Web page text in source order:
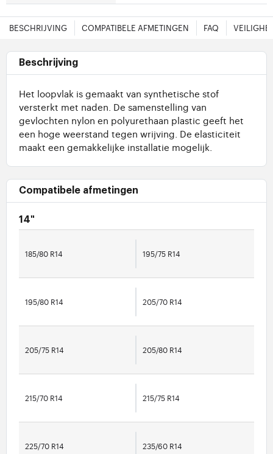
BESCHRIJVING COMPATIBELE AFMETINGEN FAQ
Beschrijving
Het loopvlak is gemaakt van synthetische stof
versterkt met naden. De samenstelling van
gevlochten nylon en polyurethaan plastic geeft het
een hoge weerstand tegen wrijving. De elasticiteit
maakt een gemakkelijke installatie mogelijk.
Compatibele afmetingen
14"
185/80 R14 195/75 R14
195/80 R14 205/70 R14
205/75 R14 205/80 R14
215/70 R14 215/75 R14
225/70 R14 235/60 R14